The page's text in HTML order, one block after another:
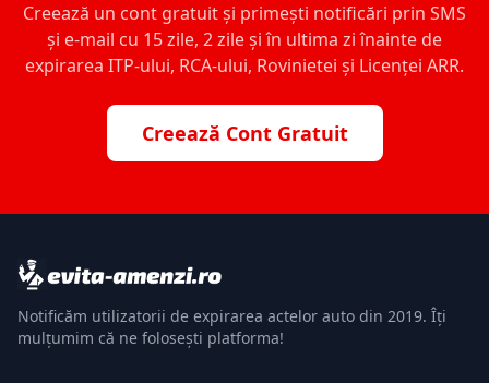
Creează un cont gratuit și primești notificări prin SMS
și e-mail cu 15 zile, 2 zile și în ultima zi înainte de
expirarea ITP-ului, RCA-ului, Rovinietei și Licenței ARR.
Creează Cont Gratuit
Notificăm utilizatorii de expirarea actelor auto din 2019. Îți
mulțumim că ne folosești platforma!